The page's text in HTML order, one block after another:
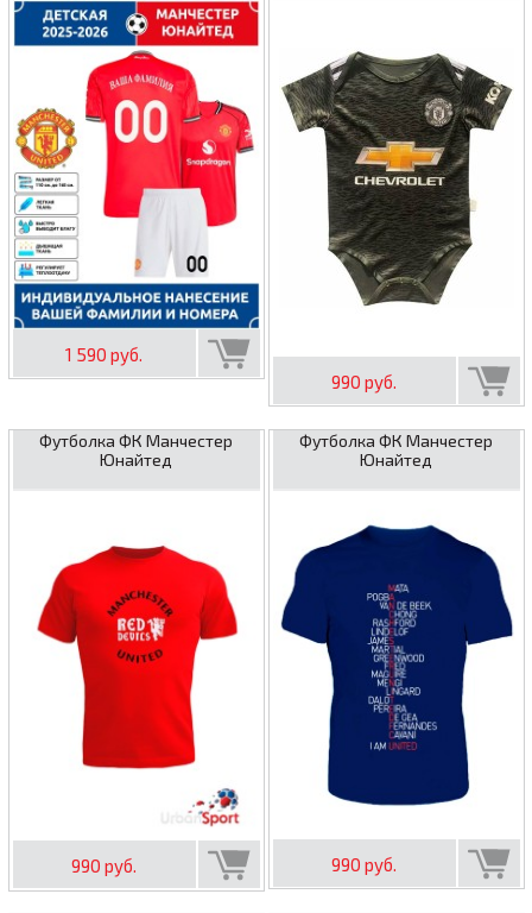
1 590 руб.
990 руб.
Футболка ФК Манчестер
Юнайтед
990 руб.
Футболка ФК Манчестер
Юнайтед
990 руб.